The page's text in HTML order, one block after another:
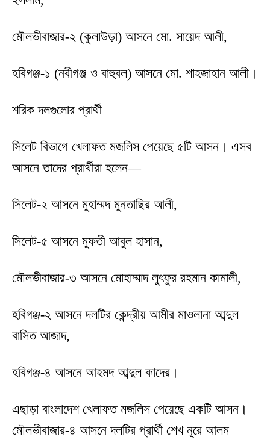
মৌলভীবাজার-২ (কুলাউড়া) আসনে মো. সায়েদ আলী,
হবিগঞ্জ-১ (নবীগঞ্জ ও বাহুবল) আসনে মো. শাহজাহান আলী।
শরিক দলগুলোর প্রার্থী
সিলেট বিভাগে খেলাফত মজলিস পেয়েছে ৫টি আসন। এসব
আসনে তাদের প্রার্থীরা হলেন—
সিলেট-২ আসনে মুহাম্মদ মুনতাছির আলী,
সিলেট-৫ আসনে মুফতী আবুল হাসান,
মৌলভীবাজার-৩ আসনে মোহাম্মাদ লুৎফুর রহমান কামালী,
হবিগঞ্জ-২ আসনে দলটির কেন্দ্রীয় আমীর মাওলানা আব্দুল
বাসিত আজাদ,
হবিগঞ্জ-৪ আসনে আহমদ আব্দুল কাদের।
এছাড়া বাংলাদেশ খেলাফত মজলিস পেয়েছে একটি আসন।
মৌলভীবাজার-৪ আসনে দলটির প্রার্থী শেখ নূরে আলম